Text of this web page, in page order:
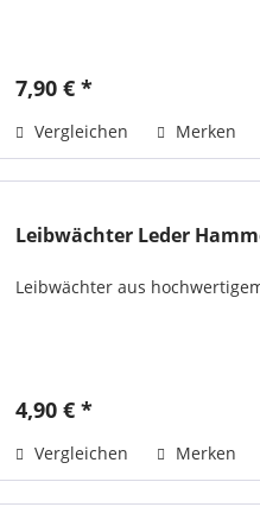
7,90 € *
Vergleichen Merken
Leibwächter Leder
Leibwächter aus
4,90 € *
Vergleichen Merken